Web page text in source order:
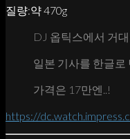
질량:약 470g
DJ 옵틱스에서 거
일본 기사를 한글로
가격은 17만엔..!
https://